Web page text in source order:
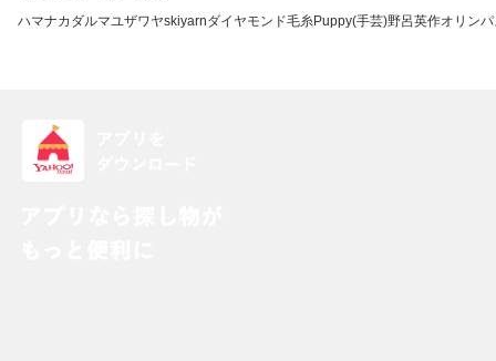
ハマナカ ダルマユザワヤskiyarnダイヤモンド毛糸Puppy(手芸)野呂英作オリン